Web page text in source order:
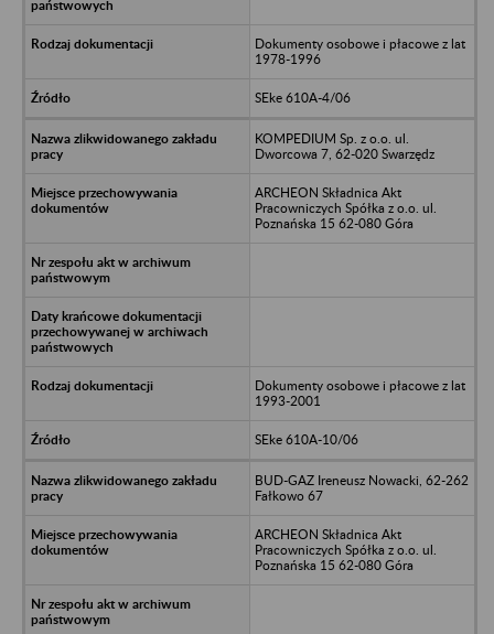
Dokumenty osobowe i płacowe z lat
1978-1996
SEke 610A-4/06
KOMPEDIUM Sp. z o.o. ul.
Dworcowa 7, 62-020 Swarzędz
ARCHEON Składnica Akt
Pracowniczych Spółka z o.o. ul.
Poznańska 15 62-080 Góra
Dokumenty osobowe i płacowe z lat
1993-2001
SEke 610A-10/06
BUD-GAZ Ireneusz Nowacki, 62-262
Fałkowo 67
ARCHEON Składnica Akt
Pracowniczych Spółka z o.o. ul.
Poznańska 15 62-080 Góra